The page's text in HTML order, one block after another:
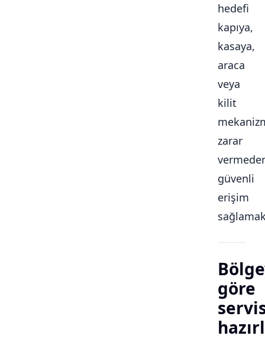
hedefi
kapıya,
kasaya,
araca
veya
kilit
zarar
güvenli
erişim
göre